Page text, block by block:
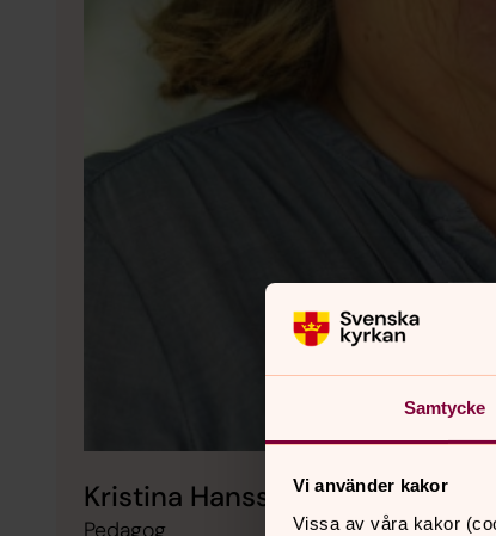
Samtycke
Vi använder kakor
Vissa av våra kakor
Kristina Hansson
Pedagog